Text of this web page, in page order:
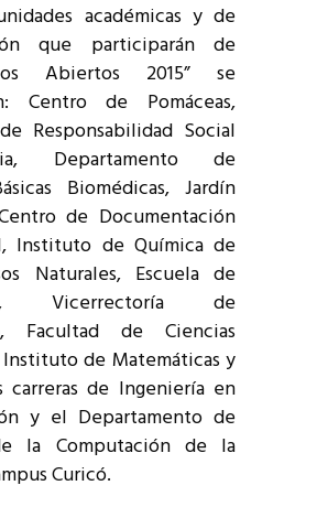
académicas y de
que participarán de
Abiertos 2015” se
Centro de Pomáceas,
Responsabilidad Social
Departamento de
Biomédicas, Jardín
de Documentación
Instituto de Química de
Naturales, Escuela de
Vicerrectoría de
Facultad de Ciencias
Instituto de Matemáticas y
carreras de Ingeniería en
y el Departamento de
la Computación de la
Curicó.